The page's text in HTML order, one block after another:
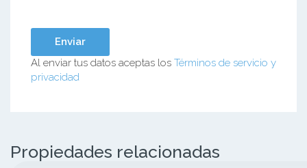
Al enviar tus datos aceptas los Términos de servicio y
privacidad
Propiedades relacionadas